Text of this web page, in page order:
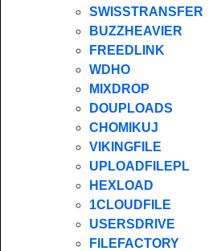
SWISSTRANSFER
BUZZHEAVIER
FREEDLINK
WDHO
MIXDROP
DOUPLOADS
CHOMIKUJ
VIKINGFILE
UPLOADFILEPL
HEXLOAD
1CLOUDFILE
USERSDRIVE
FILEFACTORY